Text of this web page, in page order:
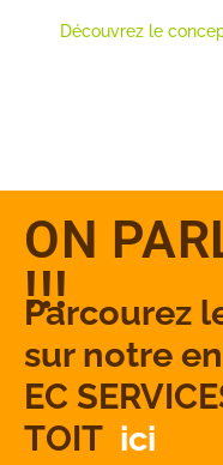
Découvrez le
ON
!!!
Parcourez
sur notre
EC
TOIT ici